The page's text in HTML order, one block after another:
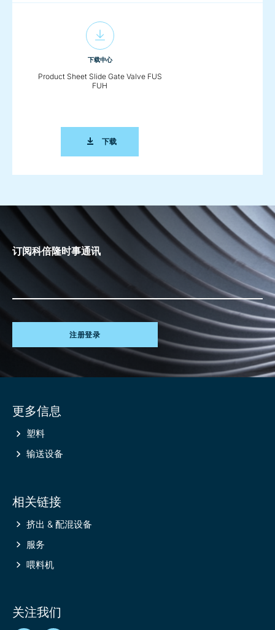
下载中心
Product Sheet Slide Gate Valve FUS
FUH
下载PRODUCT SHEET SLIDE GATE VALVE FUS
订阅科倍隆时事通讯
注册登录
information
更多信息
塑料
输送设备
相关链接
挤出 & 配混设备
服务
喂料机
关注我们